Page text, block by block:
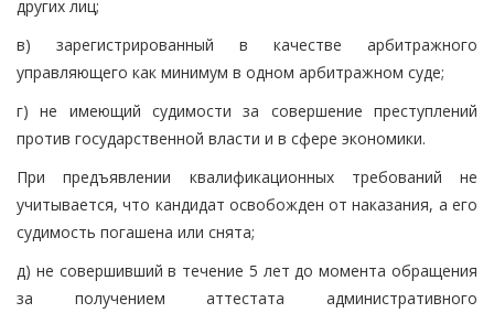
других лиц;
в) зарегистрированный в качестве арбитражного
управляющего как минимум в одном арбитражном суде;
г) не имеющий судимости за совершение преступлений
против государственной власти и в сфере экономики.
При предъявлении квалификационных требований не
учитывается, что кандидат освобожден от наказания, а его
судимость погашена или снята;
д) не совершивший в течение 5 лет до момента обращения
за получением аттестата административного